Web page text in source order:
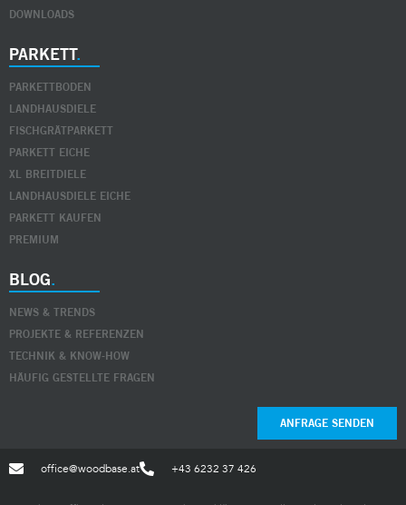
DOWNLOADS
PARKETT
PARKETTBODEN
LANDHAUSDIELE
FISCHGRÄTPARKETT
PARKETT EICHE
XL BREITDIELE
LANDHAUSDIELE EICHE
PARKETT KAUFEN
PREMIUM
BLOG
NEWS & TRENDS
PROJEKTE & REFERENZEN
TECHNIK & KNOW-HOW
HÄUFIG GESTELLTE FRAGEN
ANFRAGE SENDEN
office@woodbase.at +43 6232 37 426